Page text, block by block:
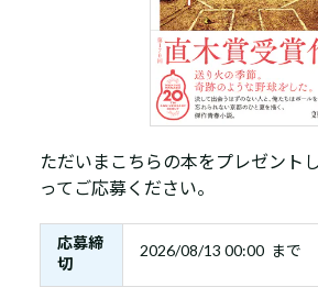
ただいまこちらの本をプレゼント
ってご応募ください。
応募締
切
2026/08/13 00:00 まで